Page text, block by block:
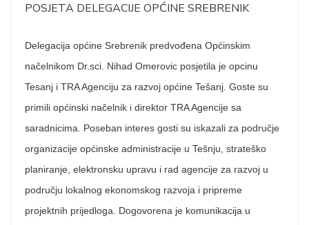
POSJETA DELEGACIJE OPĆINE SREBRENIK
Delegacija općine Srebrenik predvođena Općinskim
načelnikom Dr.sci. Nihad Omerovic posjetila je opcinu
Tesanj i TRA Agenciju za razvoj općine Tešanj. Goste su
primili općinski načelnik i direktor TRA Agencije sa
saradnicima. Poseban interes gosti su iskazali za područje
organizacije općinske administracije u Tešnju, strateško
planiranje, elektronsku upravu i rad agencije za razvoj u
području lokalnog ekonomskog razvoja i pripreme
projektnih prijedloga. Dogovorena je komunikacija u